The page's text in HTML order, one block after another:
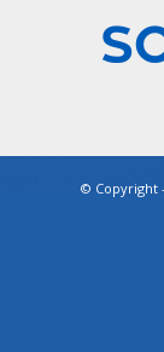
© Copyright